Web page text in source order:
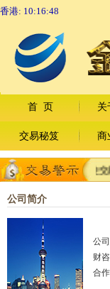
香港: 10:16:49
首 页 关
交易秘笈 商
，也能使交易
公司简介
公
财
合